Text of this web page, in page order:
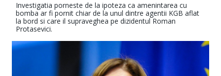
Investigatia porneste de la ipoteza ca amenintarea cu
bomba ar fi pornit chiar de la unul dintre agentii KGB aflat
la bord si care il supraveghea pe dizidentul Roman
Protasevici.